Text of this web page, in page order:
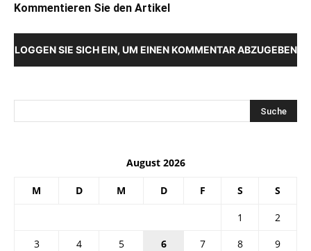
Kommentieren Sie den Artikel
LOGGEN SIE SICH EIN, UM EINEN KOMMENTAR ABZUGEBEN
August 2026
M D M D F S S
1
2
3
4 5 6 7 8
9